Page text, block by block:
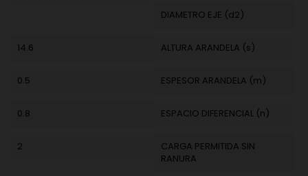
DIAMETRO EJE (d2)
14.6 ALTURA ARANDELA (s)
0.5 ESPESOR ARANDELA (m)
0.8 ESPACIO DIFERENCIAL (n)
2
CARGA PERMITIDA SIN
RANURA